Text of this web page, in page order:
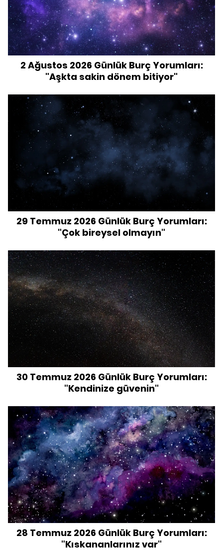
2 Ağustos 2026 Günlük Burç Yorumları:
"Aşkta sakin dönem bitiyor"
29 Temmuz 2026 Günlük Burç Yorumları:
"Çok bireysel olmayın"
30 Temmuz 2026 Günlük Burç Yorumları:
"Kendinize güvenin"
28 Temmuz 2026 Günlük Burç Yorumları:
"Kıskananlarınız var"